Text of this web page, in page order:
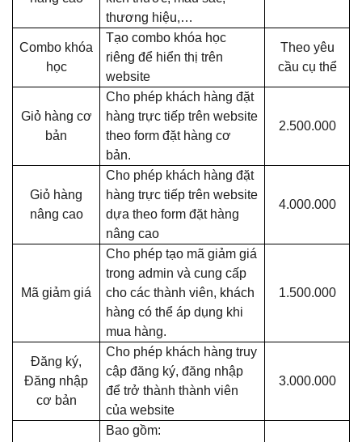
thương hiệu,…
Combo khóa
học
Tạo combo khóa học
riêng để hiển thị trên
website
Theo yêu
cầu cụ thể
Giỏ hàng cơ
bản
Cho phép khách hàng đặt
hàng trực tiếp trên website
theo form đặt hàng cơ
bản.
2.500.000
Giỏ hàng
nâng cao
Cho phép khách hàng đặt
hàng trực tiếp trên website
dựa theo form đặt hàng
nâng cao
4.000.000
Mã giảm giá
Cho phép tạo mã giảm giá
trong admin và cung cấp
cho các thành viên, khách
hàng có thể áp dụng khi
mua hàng.
1.500.000
Đăng ký,
Đăng nhập
cơ bản
Cho phép khách hàng truy
cập đăng ký, đăng nhập
để trở thành thành viên
của website
3.000.000
Bao gồm: